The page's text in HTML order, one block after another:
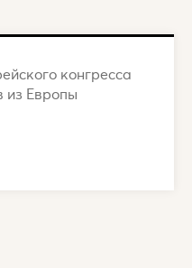
конгресса
из Европы